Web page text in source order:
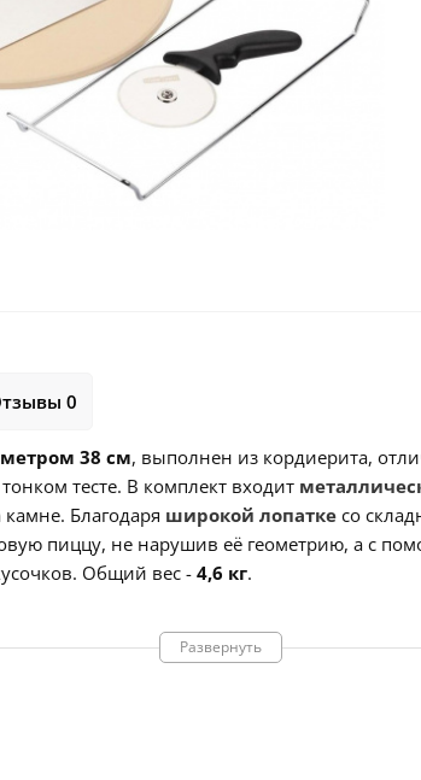
38 см, выполнен из кордиерита,
тесте. В комплект входит
Благодаря широкой лопатке со
пиццу, не нарушив её геометрию, а с
Общий вес - 4,6 кг.
Развернуть
0